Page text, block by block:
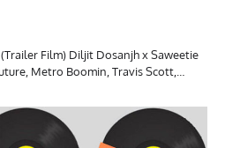
Film) Diljit Dosanjh x Saweetie
Metro Boomin, Travis Scott,…